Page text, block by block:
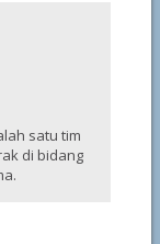
satu tim
di bidang